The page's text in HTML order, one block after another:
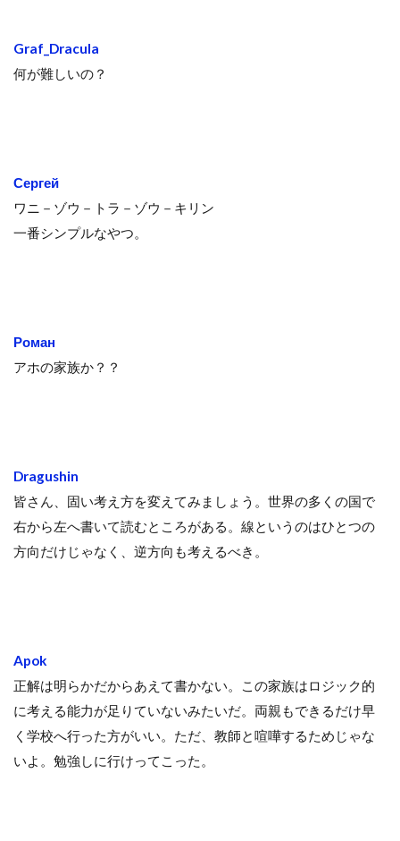
Graf_Dracula
何が難しいの？
Сергей
ワニ－ゾウ－トラ－ゾウ－キリン
一番シンプルなやつ。
Роман
アホの家族か？？
Dragushin
皆さん、固い考え方を変えてみましょう。世界の多くの国で
右から左へ書いて読むところがある。線というのはひとつの
方向だけじゃなく、逆方向も考えるべき。
Apok
正解は明らかだからあえて書かない。この家族はロジック的
に考える能力が足りていないみたいだ。両親もできるだけ早
く学校へ行った方がいい。ただ、教師と喧嘩するためじゃな
いよ。勉強しに行けってこった。